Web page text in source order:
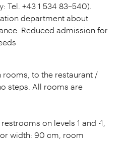
Tel. +43 1 534 83–540).
department about
Reduced admission for
to the restaurant /
steps. All rooms are
on levels 1 and -1,
width: 90 cm, room